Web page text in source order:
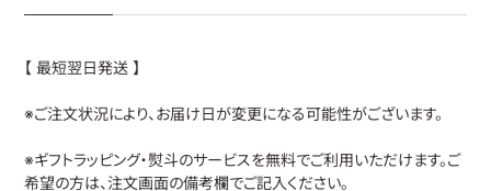
【 最短翌日発送 】
※ご注文状況により、お届け日が変更になる可能性がございます。
※ギフトラッピング・熨斗のサービスを無料でご利用いただけます。ご
希望の方は、注文画面の備考欄でご記入ください。